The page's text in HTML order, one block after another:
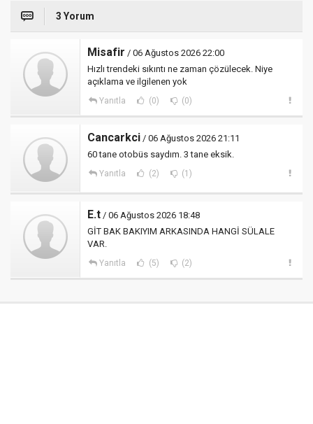
3 Yorum
Misafir / 06 Ağustos 2026 22:00
Hızlı trendeki sıkıntı ne zaman çözülecek. Niye
açıklama ve ilgilenen yok
Yanıtla (0) (0)
Cancarkci / 06 Ağustos 2026 21:11
60 tane otobüs saydım. 3 tane eksik.
Yanıtla (2) (1)
E.t / 06 Ağustos 2026 18:48
GİT BAK BAKIYIM ARKASINDA HANGİ SÜLALE
VAR.
Yanıtla (5) (2)